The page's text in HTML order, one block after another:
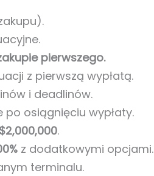
pierwszego.
z pierwszą wypłatą.
i deadlinów.
osiągnięciu wypłaty.
.
z dodatkowymi opcjami.
terminalu.